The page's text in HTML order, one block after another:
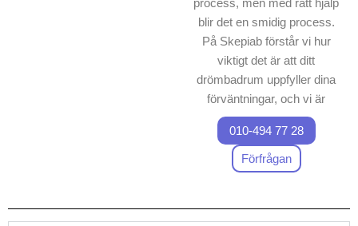
process, men med rätt hjälp
blir det en smidig process.
På Skepiab förstår vi hur
viktigt det är att ditt
drömbadrum uppfyller dina
förväntningar, och vi är
specialister på
badrumsrenovering Skara
Kommun. Vi erbjuder
professionella tjänster för
010-494 77 28
Förfrågan